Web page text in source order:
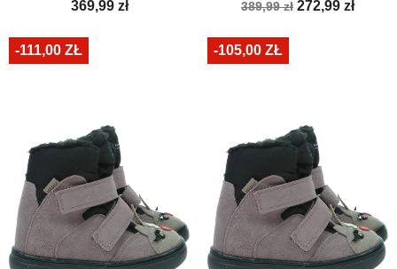
Cena
369,99 zł
Cena
389,99 zł Cena
272,99 zł
-111,00 ZŁ -105,00 ZŁ